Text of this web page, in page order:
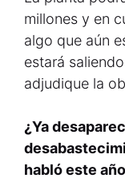
millones y en
algo que aún
estará
adjudique la
¿Ya
habló este